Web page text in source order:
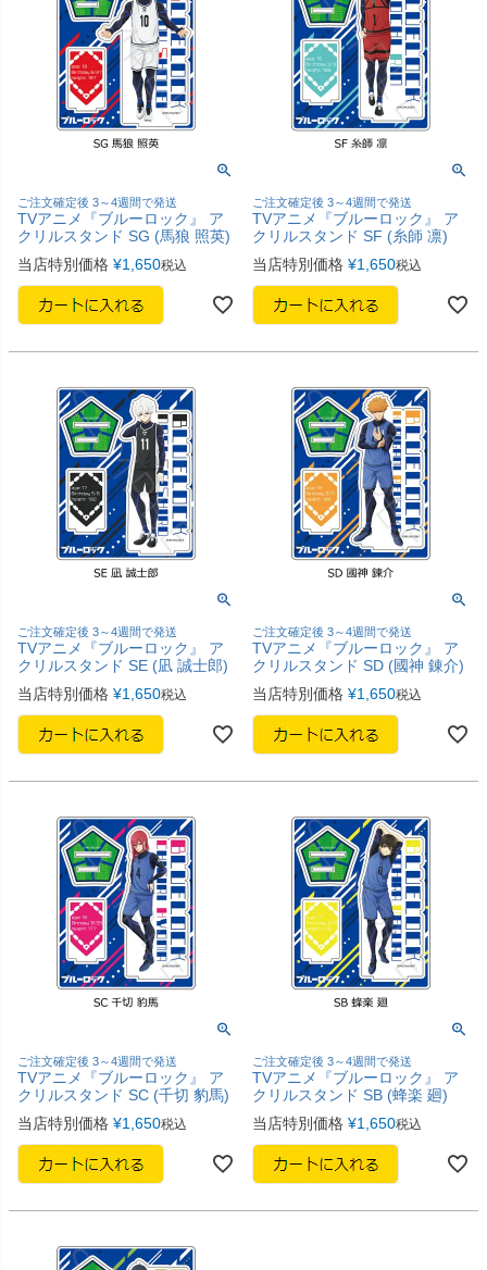
ご注文確定後 3～4週間で発送
TVアニメ『ブルーロック』 ア
クリルスタンド SG (馬狼 照英)
当店特別価格 ¥1,650税込
ご注文確定後 3～4週間で発送
TVアニメ『ブルーロック』 ア
クリルスタンド SF (糸師 凛)
当店特別価格 ¥1,650税込
ご注文確定後 3～4週間で発送
TVアニメ『ブルーロック』 ア
クリルスタンド SE (凪 誠士郎)
当店特別価格 ¥1,650税込
ご注文確定後 3～4週間で発送
TVアニメ『ブルーロック』 ア
クリルスタンド SD (國神 錬介)
当店特別価格 ¥1,650税込
ご注文確定後 3～4週間で発送
TVアニメ『ブルーロック』 ア
クリルスタンド SC (千切 豹馬)
当店特別価格 ¥1,650税込
ご注文確定後 3～4週間で発送
TVアニメ『ブルーロック』 ア
クリルスタンド SB (蜂楽 廻)
当店特別価格 ¥1,650税込